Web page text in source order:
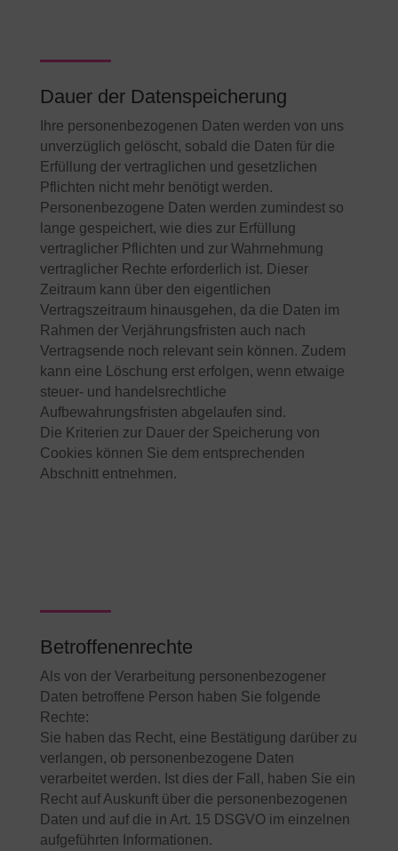
Dauer der Datenspeicherung
Ihre personenbezogenen Daten werden von uns
unverzüglich gelöscht, sobald die Daten für die
Erfüllung der vertraglichen und gesetzlichen
Pflichten nicht mehr benötigt werden.
Personenbezogene Daten werden zumindest so
lange gespeichert, wie dies zur Erfüllung
vertraglicher Pflichten und zur Wahrnehmung
vertraglicher Rechte erforderlich ist. Dieser
Zeitraum kann über den eigentlichen
Vertragszeitraum hinausgehen, da die Daten im
Rahmen der Verjährungsfristen auch nach
Vertragsende noch relevant sein können. Zudem
kann eine Löschung erst erfolgen, wenn etwaige
steuer- und handelsrechtliche
Aufbewahrungsfristen abgelaufen sind.
Die Kriterien zur Dauer der Speicherung von
Cookies können Sie dem entsprechenden
Abschnitt entnehmen.
Betroffenenrechte
Als von der Verarbeitung personenbezogener
Daten betroffene Person haben Sie folgende
Rechte:
Sie haben das Recht, eine Bestätigung darüber zu
verlangen, ob personenbezogene Daten
verarbeitet werden. Ist dies der Fall, haben Sie ein
Recht auf Auskunft über die personenbezogenen
Daten und auf die in Art. 15 DSGVO im einzelnen
aufgeführten Informationen.